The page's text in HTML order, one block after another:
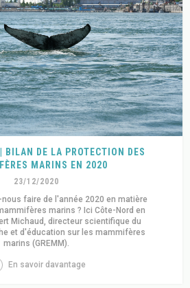
BILAN DE LA PROTECTION DES
MARINS EN 2020
23/12/2020
faire de l'année 2020 en matière
marins ? Ici Côte-Nord en
Michaud, directeur scientifique du
et d'éducation sur les mammifères
marins (GREMM).
En savoir davantage